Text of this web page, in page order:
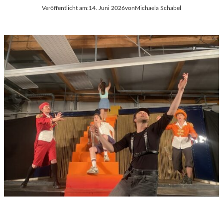
Veröffentlicht am:14. Juni 2026vonMichaela Schabel